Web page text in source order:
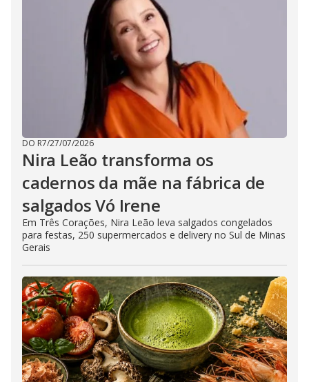
DO R7/27/07/2026
Nira Leão transforma os
cadernos da mãe na fábrica de
salgados Vó Irene
Em Três Corações, Nira Leão leva salgados congelados
para festas, 250 supermercados e delivery no Sul de Minas
Gerais